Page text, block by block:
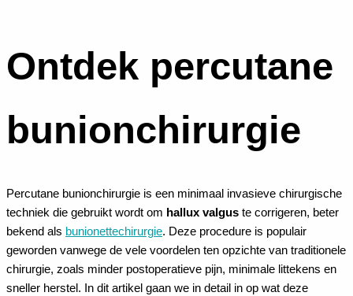
Ontdek percutane
bunionchirurgie
Percutane bunionchirurgie is een minimaal invasieve chirurgische
techniek die gebruikt wordt om hallux valgus te corrigeren, beter
bekend als bunionettechirurgie. Deze procedure is populair
geworden vanwege de vele voordelen ten opzichte van traditionele
chirurgie, zoals minder postoperatieve pijn, minimale littekens en
sneller herstel. In dit artikel gaan we in detail in op wat deze